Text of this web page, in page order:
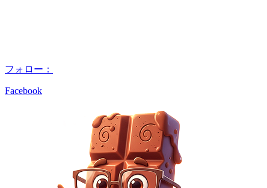
フォロー：
Facebook